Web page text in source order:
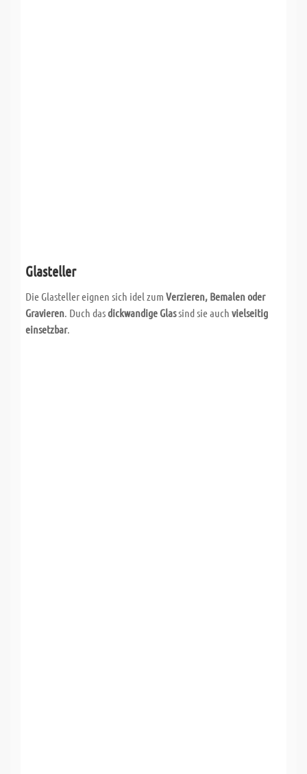
Glasteller
Die Glasteller eignen sich idel zum Verzieren, Bemalen oder
Gravieren. Duch dasdickwandige Glassind sie auch vielseitig
einsetzbar.